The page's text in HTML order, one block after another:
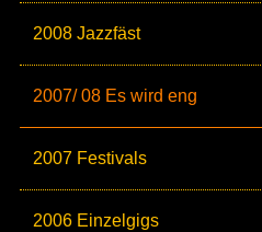
2008 Jazzfäst
2007/ 08 Es wird eng
2007 Festivals
2006 Einzelgigs